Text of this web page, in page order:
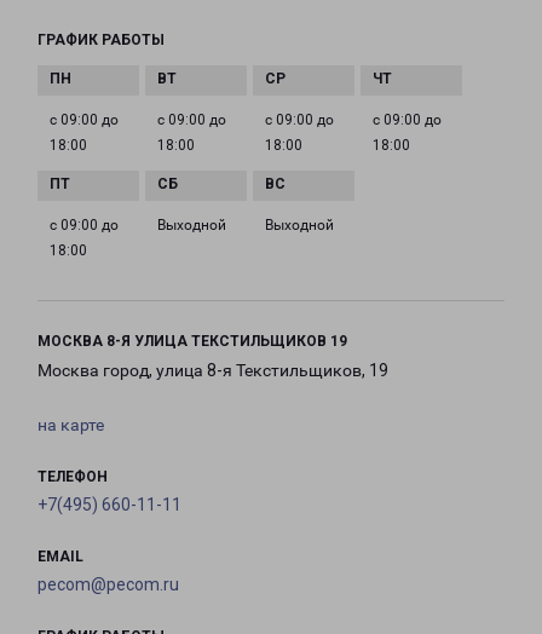
ГРАФИК РАБОТЫ
с 09:00 до
18:00
с 09:00 до
18:00
с 09:00 до
18:00
с 09:00 до
18:00
с 09:00 до
18:00
Выходной Выходной
МОСКВА 8-Я УЛИЦА ТЕКСТИЛЬЩИКОВ 19
Москва город, улица 8-я Текстильщиков, 19
на карте
ТЕЛЕФОН
+7(495) 660-11-11
EMAIL
pecom@pecom.ru